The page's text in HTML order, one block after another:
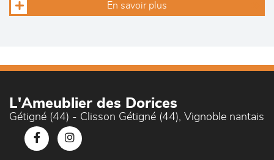
En savoir plus
L'Ameublier des Dorices
Gétigné (44) - Clisson Gétigné (44), Vignoble nantais